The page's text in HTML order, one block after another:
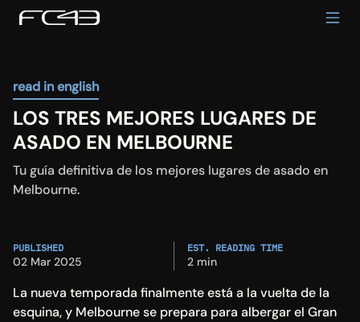
read in english
LOS TRES MEJORES LUGARES DE
ASADO EN MELBOURNE
Tu guía definitiva de los mejores lugares de asado en
Melbourne.
PUBLISHED
02 Mar 2025
EST. READING TIME
2 min
La nueva temporada finalmente está a la vuelta de la
esquina, y Melbourne se prepara para albergar el Gran